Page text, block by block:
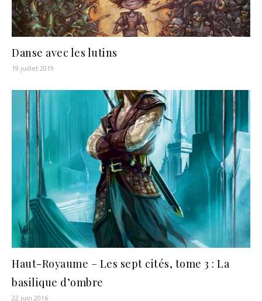
Danse avec les lutins
19 juillet 2019
Haut-Royaume – Les sept cités, tome 3 : La
basilique d’ombre
22 juin 2016